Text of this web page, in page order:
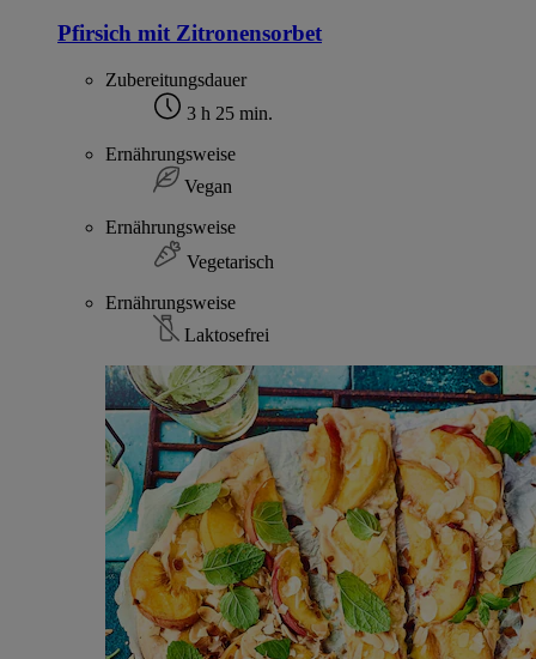
Pfirsich mit Zitronensorbet
Zubereitungsdauer
3 h 25 min.
Ernährungsweise
Vegan
Ernährungsweise
Vegetarisch
Ernährungsweise
Laktosefrei